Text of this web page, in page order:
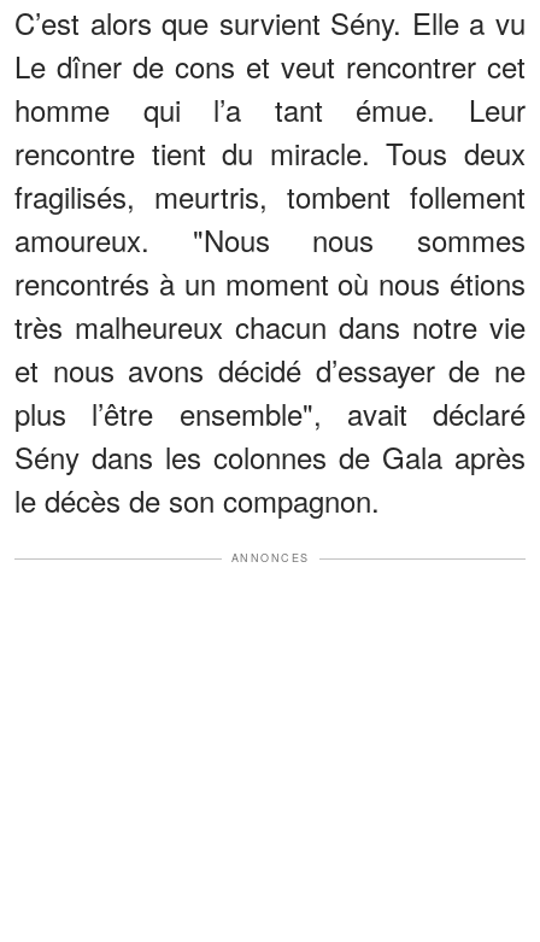
C’est alors que survient Sény. Elle a vu
Le dîner de cons et veut rencontrer cet
homme qui l’a tant émue. Leur
rencontre tient du miracle. Tous deux
fragilisés, meurtris, tombent follement
amoureux. "Nous nous sommes
rencontrés à un moment où nous étions
très malheureux chacun dans notre vie
et nous avons décidé d’essayer de ne
plus l’être ensemble", avait déclaré
Sény dans les colonnes de Gala après
le décès de son compagnon.
ANNONCES